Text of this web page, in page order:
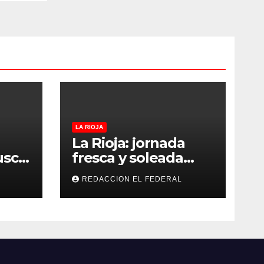
y
LA RIOJA
La Rioja: jornada
fresca y soleada
este jueves, con
temperaturas
estables para el
REDACCION EL FEDERAL